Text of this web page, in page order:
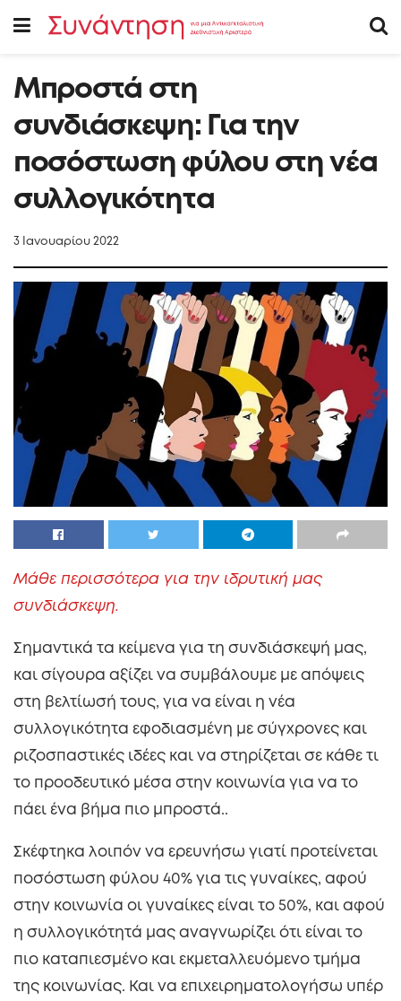
Μπροστά στη
συνδιάσκεψη: Για την
ποσόστωση φύλου στη νέα
συλλογικότητα
3 Ιανουαρίου 2022
Μάθε περισσότερα για την ιδρυτική μας
συνδιάσκεψη.
Σημαντικά τα κείμενα για τη συνδιάσκεψή μας,
και σίγουρα αξίζει να συμβάλουμε με απόψεις
στη βελτίωσή τους, για να είναι η νέα
συλλογικότητα εφοδιασμένη με σύγχρονες και
ριζοσπαστικές ιδέες και να στηρίζεται σε κάθε τι
το προοδευτικό μέσα στην κοινωνία για να το
πάει ένα βήμα πιο μπροστά..
Σκέφτηκα λοιπόν να ερευνήσω γιατί προτείνεται
ποσόστωση φύλου 40% για τις γυναίκες, αφού
στην κοινωνία οι γυναίκες είναι το 50%, και αφού
η συλλογικότητά μας αναγνωρίζει ότι είναι το
πιο καταπιεσμένο και εκμεταλλευόμενο τμήμα
της κοινωνίας. Και να επιχειρηματολογήσω υπέρ